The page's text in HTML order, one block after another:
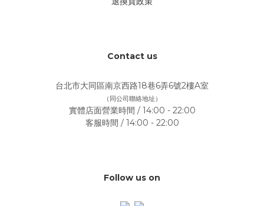
Contact us
台北市大同區南京西路18巷6弄6號2樓A室
（同公司聯絡地址）
實體店面營業時間 / 14:00 - 22:00
客服時間 / 14:00 - 22:00
Follow us on